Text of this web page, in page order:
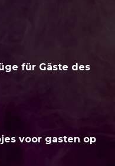
für Gäste des
voor gasten op